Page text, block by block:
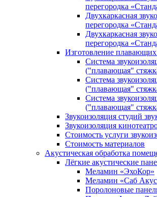
перегородка
Двухкаркасная
перегородка
Двухкаркасная
перегородка
Изготовление
Система
("плавающая"
Система
("плавающая"
Система
("плавающая"
Звукоизоляция студий
Звукоизоляция
Стоимость услуги
Стоимость материалов
Акустическая обработка
Лёгкие акустические
Меламин «ЭхоКор»
Меламин «Саб
Поролоновые